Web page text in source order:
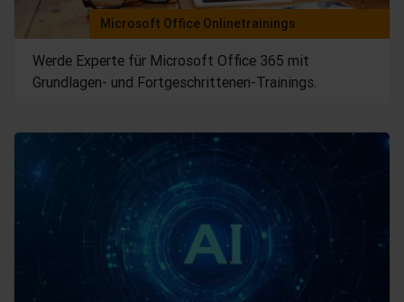
Microsoft Office Onlinetrainings
Werde Experte für Microsoft Office 365 mit
Grundlagen- und Fortgeschrittenen-Trainings.